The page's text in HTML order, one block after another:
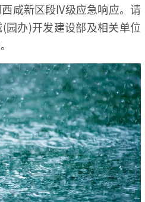
咸新区段IV级应急响应。请
园办)开发建设部及相关单位